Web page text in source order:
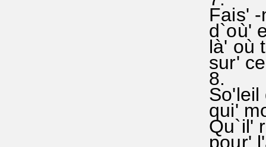
Fais'
d`où'
là' où
sur'
8.
So'leil
qui'
Qu`il'
pour'